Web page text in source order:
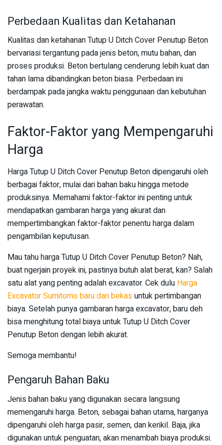
Perbedaan Kualitas dan Ketahanan
Kualitas dan ketahanan Tutup U Ditch Cover Penutup Beton
bervariasi tergantung pada jenis beton, mutu bahan, dan
proses produksi. Beton bertulang cenderung lebih kuat dan
tahan lama dibandingkan beton biasa. Perbedaan ini
berdampak pada jangka waktu penggunaan dan kebutuhan
perawatan.
Faktor-Faktor yang Mempengaruhi
Harga
Harga Tutup U Ditch Cover Penutup Beton dipengaruhi oleh
berbagai faktor, mulai dari bahan baku hingga metode
produksinya. Memahami faktor-faktor ini penting untuk
mendapatkan gambaran harga yang akurat dan
mempertimbangkan faktor-faktor penentu harga dalam
pengambilan keputusan.
Mau tahu harga Tutup U Ditch Cover Penutup Beton? Nah,
buat ngerjain proyek ini, pastinya butuh alat berat, kan? Salah
satu alat yang penting adalah excavator. Cek dulu Harga
Excavator Sumitomo baru dan bekasuntuk pertimbangan
biaya. Setelah punya gambaran harga excavator, baru deh
bisa menghitung total biaya untuk Tutup U Ditch Cover
Penutup Beton dengan lebih akurat.
Semoga membantu!
Pengaruh Bahan Baku
Jenis bahan baku yang digunakan secara langsung
memengaruhi harga. Beton, sebagai bahan utama, harganya
dipengaruhi oleh harga pasir, semen, dan kerikil. Baja, jika
digunakan untuk penguatan, akan menambah biaya produksi.